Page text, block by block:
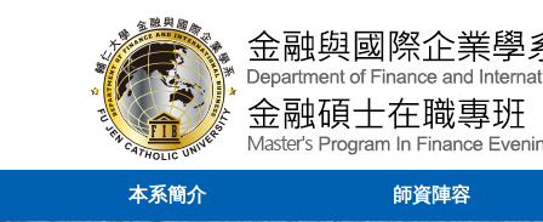
本系簡介 師資陣容